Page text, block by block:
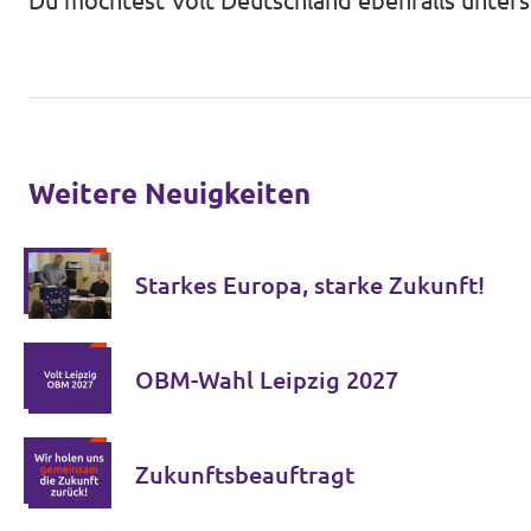
Jetzt Spenden!
Datenschutz
Impressum
Weitere Neuigkeiten
Starkes Europa, starke Zukunft!
OBM-Wahl Leipzig 2027
Zukunftsbeauftragt